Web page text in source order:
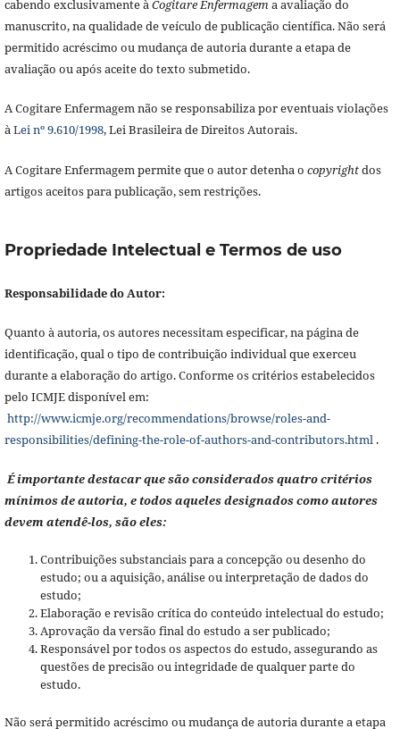
cabendo exclusivamente àCogitare Enfermagema avaliação do
manuscrito, na qualidade de veículo de publicação científica. Não será
permitido acréscimo ou mudança de autoria durante a etapa de
avaliação ou após aceite do texto submetido.
A Cogitare Enfermagem não se responsabiliza por eventuais violações
àLei nº 9.610/1998, Lei Brasileira de Direitos Autorais.
A Cogitare Enfermagem permite que o autor detenha o copyrightdos
artigos aceitos para publicação, sem restrições.
Propriedade Intelectual e Termos de uso
Responsabilidade do Autor:
Quanto à autoria, os autores necessitam especificar, na página de
identificação, qual o tipo de contribuição individual que exerceu
durante a elaboração do artigo. Conforme os critérios estabelecidos
pelo ICMJE disponível em:
http://www.icmje.org/recommendations/browse/roles-and-
responsibilities/defining-the-role-of-authors-and-contributors.html .
É importante destacar que são considerados quatro critérios
mínimos de autoria, e todos aqueles designados como autores
devem atendê-los, são eles:
Contribuições substanciais para a concepção ou desenho do
estudo; ou a aquisição, análise ou interpretação de dados do
estudo;
Elaboração e revisão crítica do conteúdo intelectual do estudo;
Aprovação da versão final do estudo a ser publicado;
Responsável por todos os aspectos do estudo, assegurando as
questões de precisão ou integridade de qualquer parte do
estudo.
Não será permitido acréscimo ou mudança de autoria durante a etapa